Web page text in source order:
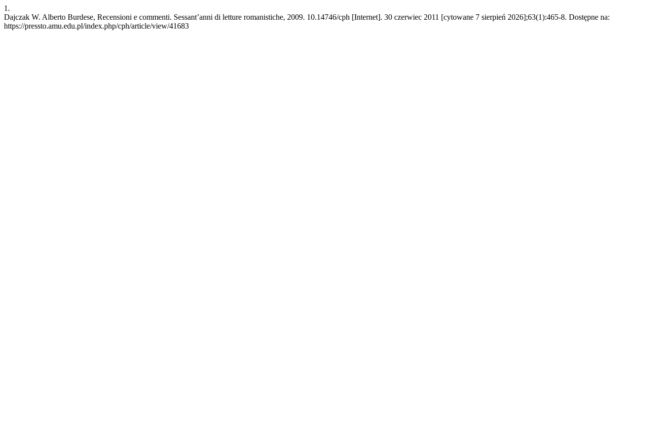
1.
Dajczak W. Alberto Burdese, Recensioni e commenti. Sessant’anni di letture romanistiche, 2009. 10.14746/cph [Internet]. 30 czerwiec 2011 [cytowane 7 sierpień 2026];63(1):465-8. Dostępne na:
https://pressto.amu.edu.pl/index.php/cph/article/view/41683